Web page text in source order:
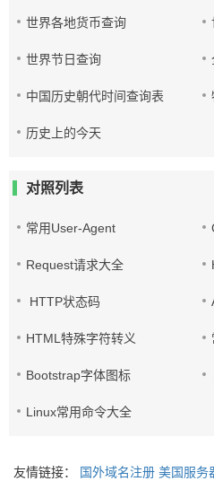
世界各地货币查询
世界节日查询
中国历史朝代时间查询表
历史上的今天
对照列表
常用User-Agent
Request请求大全
HTTP状态码
HTML特殊字符转义
Bootstrap字体图标
Linux常用命令大全
友情链接： 国外域名注册 美国服务